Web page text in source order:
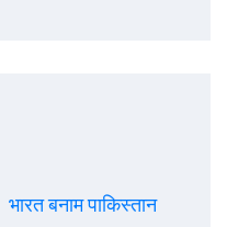
भारत बनाम पाकिस्तान